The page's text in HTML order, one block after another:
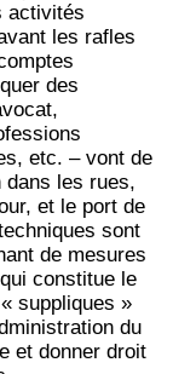
activités
les rafles
des
etc. – vont de
les rues,
et le port de
sont
de mesures
constitue le
suppliques »
du
et donner droit